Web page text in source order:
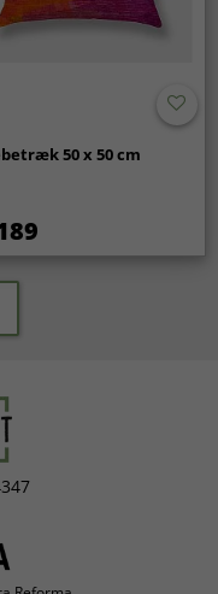
50 x 50 cm